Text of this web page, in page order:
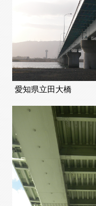
愛知県立田大橋